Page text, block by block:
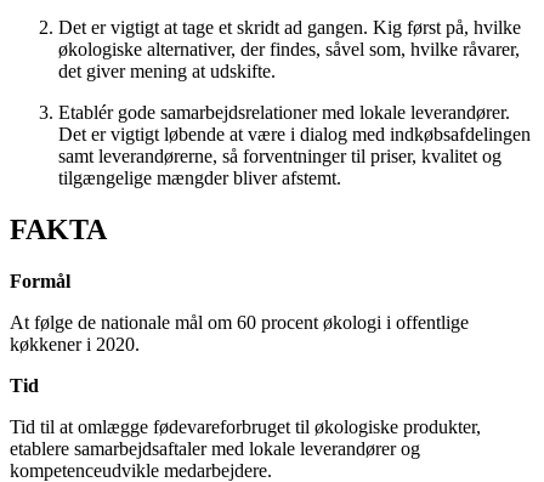
Det er vigtigt at tage et skridt ad gangen. Kig først på, hvilke
økologiske alternativer, der findes, såvel som, hvilke råvarer,
det giver mening at udskifte.
Etablér gode samarbejdsrelationer med lokale leverandører.
Det er vigtigt løbende at være i dialog med indkøbsafdelingen
samt leverandørerne, så forventninger til priser, kvalitet og
tilgængelige mængder bliver afstemt.
FAKTA
Formål
At følge de nationale mål om 60 procent økologi i offentlige
køkkener i 2020.
Tid
Tid til at omlægge fødevareforbruget til økologiske produkter,
etablere samarbejdsaftaler med lokale leverandører og
kompetenceudvikle medarbejdere.